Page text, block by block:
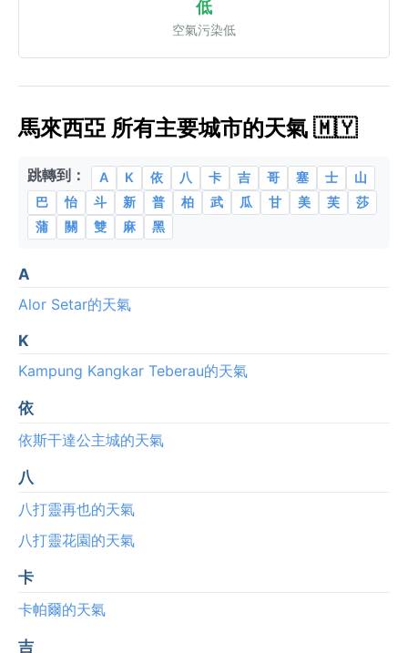
低
空氣污染低
馬來西亞 所有主要城市的天氣 🇲🇾
跳轉到： A K 依 八 卡 吉 哥 塞 士
山
巴
怡 斗 新 普 柏 武 瓜 甘 美 芙
莎
蒲
關 雙 麻 黑
A
Alor Setar的天氣
K
Kampung Kangkar Teberau的天氣
依
依斯干達公主城的天氣
八
八打靈再也的天氣
八打靈花園的天氣
卡
卡帕爾的天氣
吉